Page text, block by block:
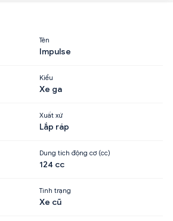
Tên
Impulse
Kiểu
Xe ga
Xuất xứ
Lắp ráp
Dung tích động cơ (cc)
124 cc
Tình trạng
Xe cũ